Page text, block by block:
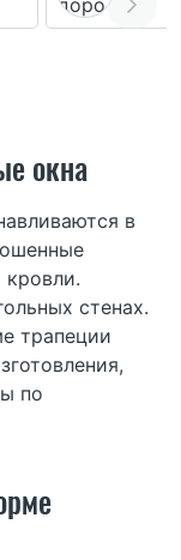
окна
в
стенах.
трапеции
по